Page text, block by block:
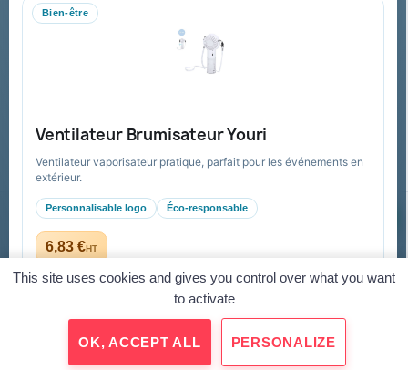
Bien-être
Ventilateur Brumisateur Youri
Ventilateur vaporisateur pratique, parfait pour les événements en
extérieur.
Personnalisable logo Éco-responsable
6,83 €HT
Personnaliser→
Collectivités & administrations
Devis, mandat administratif et facturation Chorus Pro
© 2026 Goodies Pub France — Tous droits réservés
Mentions légales
Virement Mandat administratif Visa Mastercard
This site uses cookies and gives you control over what you want
to activate
OK, ACCEPT ALL PERSONALIZE